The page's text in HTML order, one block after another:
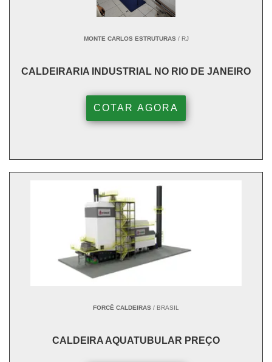
MONTE CARLOS ESTRUTURAS/ RJ
CALDEIRARIA INDUSTRIAL NO RIO DE JANEIRO
COTAR AGORA
FORCË CALDEIRAS / BRASIL
CALDEIRA AQUATUBULAR PREÇO